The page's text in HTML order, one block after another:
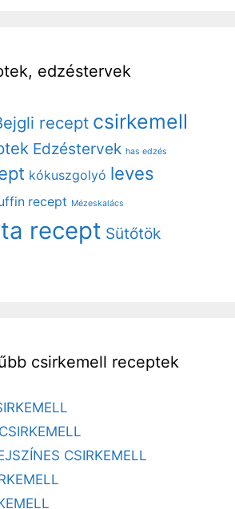
edzéstervek
recept csirkemell
Edzéstervek has edzés
kókuszgolyó leves
recept Mézeskalács
recept Sütőtök
csirkemell receptek
CSIRKEMELL